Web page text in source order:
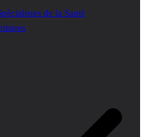
de la Santé